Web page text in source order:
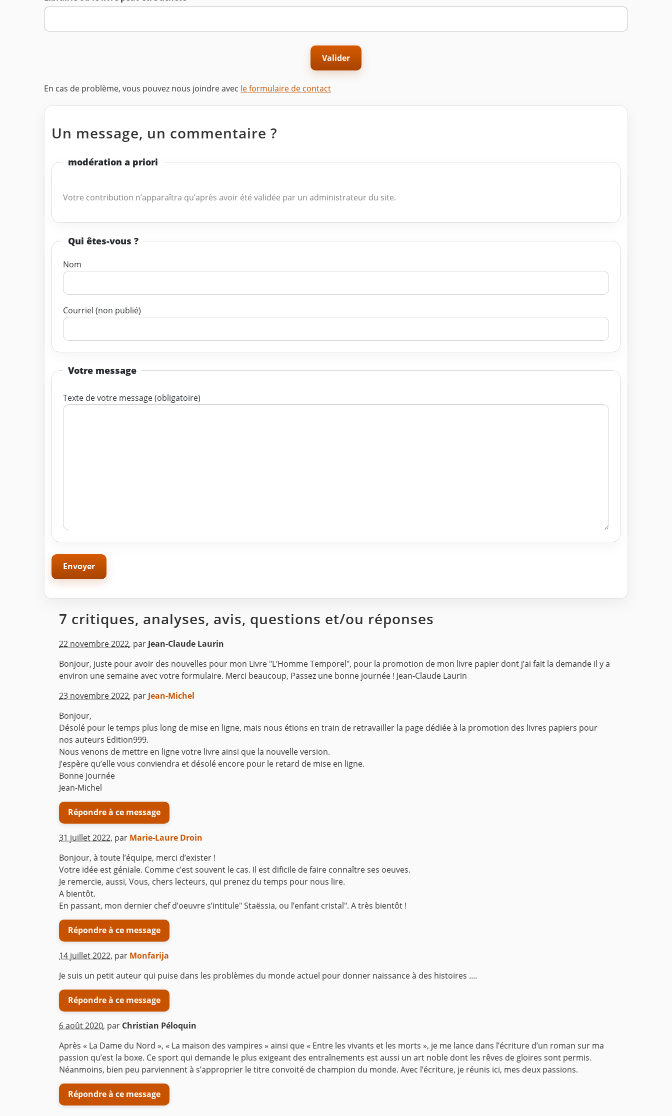
Valider
En cas de problème, vous pouvez nous joindre avec le formulaire de contact
Un message, un commentaire ?
modération a priori
Votre contribution n’apparaîtra qu’après avoir été validée par un administrateur du site.
Qui êtes-vous ?
Nom
Courriel (non publié)
Votre message
Texte de votre message (obligatoire)
7 critiques, analyses, avis, questions et/ou réponses
22 novembre 2022, par Jean-Claude Laurin
Bonjour, juste pour avoir des nouvelles pour mon Livre "L’Homme Temporel", pour la promotion de mon livre papier dont j’ai fait la demande il y a
environ une semaine avec votre formulaire. Merci beaucoup, Passez une bonne journée ! Jean-Claude Laurin
^
23 novembre 2022, par Jean-Michel
Bonjour,
Désolé pour le temps plus long de mise en ligne, mais nous étions en train de retravailler la page dédiée à la promotion des livres papiers pour
nos auteurs Edition999.
Nous venons de mettre en ligne votre livre ainsi que la nouvelle version.
J’espère qu’elle vous conviendra et désolé encore pour le retard de mise en ligne.
Bonne journée
Jean-Michel
Répondre à ce message
31 juillet 2022, par Marie-Laure Droin
Bonjour, à toute l’équipe, merci d’exister !
Votre idée est géniale. Comme c’est souvent le cas. Il est dificile de faire connaître ses oeuves.
Je remercie, aussi, Vous, chers lecteurs, qui prenez du temps pour nous lire.
A bientôt.
En passant, mon dernier chef d’oeuvre s’intitule" Staëssia, ou l’enfant cristal". A très bientôt !
Répondre à ce message
14 juillet 2022, par Monfarija
Je suis un petit auteur qui puise dans les problèmes du monde actuel pour donner naissance à des histoires ....
Répondre à ce message
6 août 2020, par Christian Péloquin
Après « La Dame du Nord », « La maison des vampires » ainsi que « Entre les vivants et les morts », je me lance dans l’écriture d’un roman sur ma
passion qu’est la boxe. Ce sport qui demande le plus exigeant des entraînements est aussi un art noble dont les rêves de gloires sont permis.
Néanmoins, bien peu parviennent à s’approprier le titre convoité de champion du monde. Avec l’écriture, je réunis ici, mes deux passions.
Répondre à ce message